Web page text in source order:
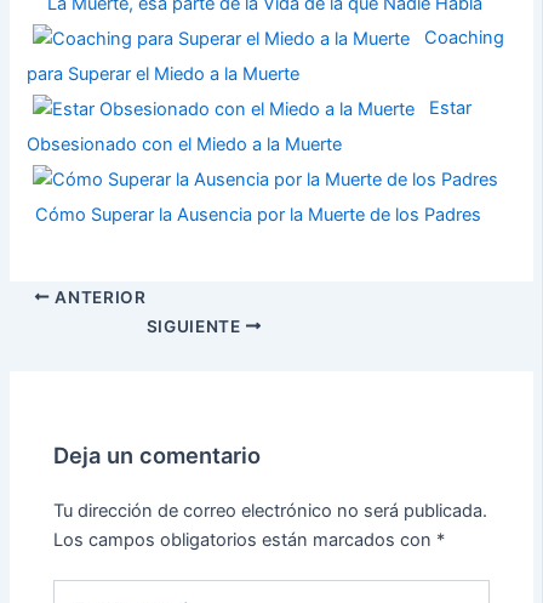
Coaching
para Superar el Miedo a la Muerte
Estar
Obsesionado con el Miedo a la Muerte
Cómo Superar la Ausencia por la Muerte de los Padres
ANTERIOR
SIGUIENTE
Deja un comentario
Tu dirección de correo electrónico no será publicada.
Los campos obligatorios están marcados con *